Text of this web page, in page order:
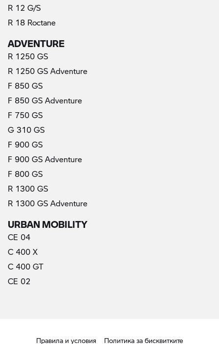
R 12 G/S
R 18 Roctane
ADVENTURE
R 1250 GS
R 1250 GS Adventure
F 850 GS
F 850 GS Adventure
F 750 GS
G 310 GS
F 900 GS
F 900 GS Adventure
F 800 GS
R 1300 GS
R 1300 GS Adventure
URBAN MOBILITY
CE 04
C 400 X
C 400 GT
CE 02
Правила и условия Политика за бисквитките